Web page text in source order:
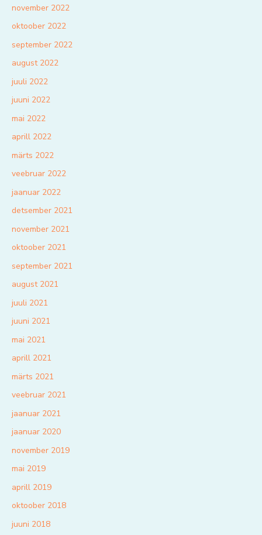
november 2022
oktoober 2022
september 2022
august 2022
juuli 2022
juuni 2022
mai 2022
aprill 2022
märts 2022
veebruar 2022
jaanuar 2022
detsember 2021
november 2021
oktoober 2021
september 2021
august 2021
juuli 2021
juuni 2021
mai 2021
aprill 2021
märts 2021
veebruar 2021
jaanuar 2021
jaanuar 2020
november 2019
mai 2019
aprill 2019
oktoober 2018
juuni 2018